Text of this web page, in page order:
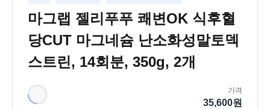
마그랩 젤리푸푸 쾌변OK 식후혈
당CUT 마그네슘 난소화성말토덱
스트린, 14회분, 350g, 2개
가격
35,600원